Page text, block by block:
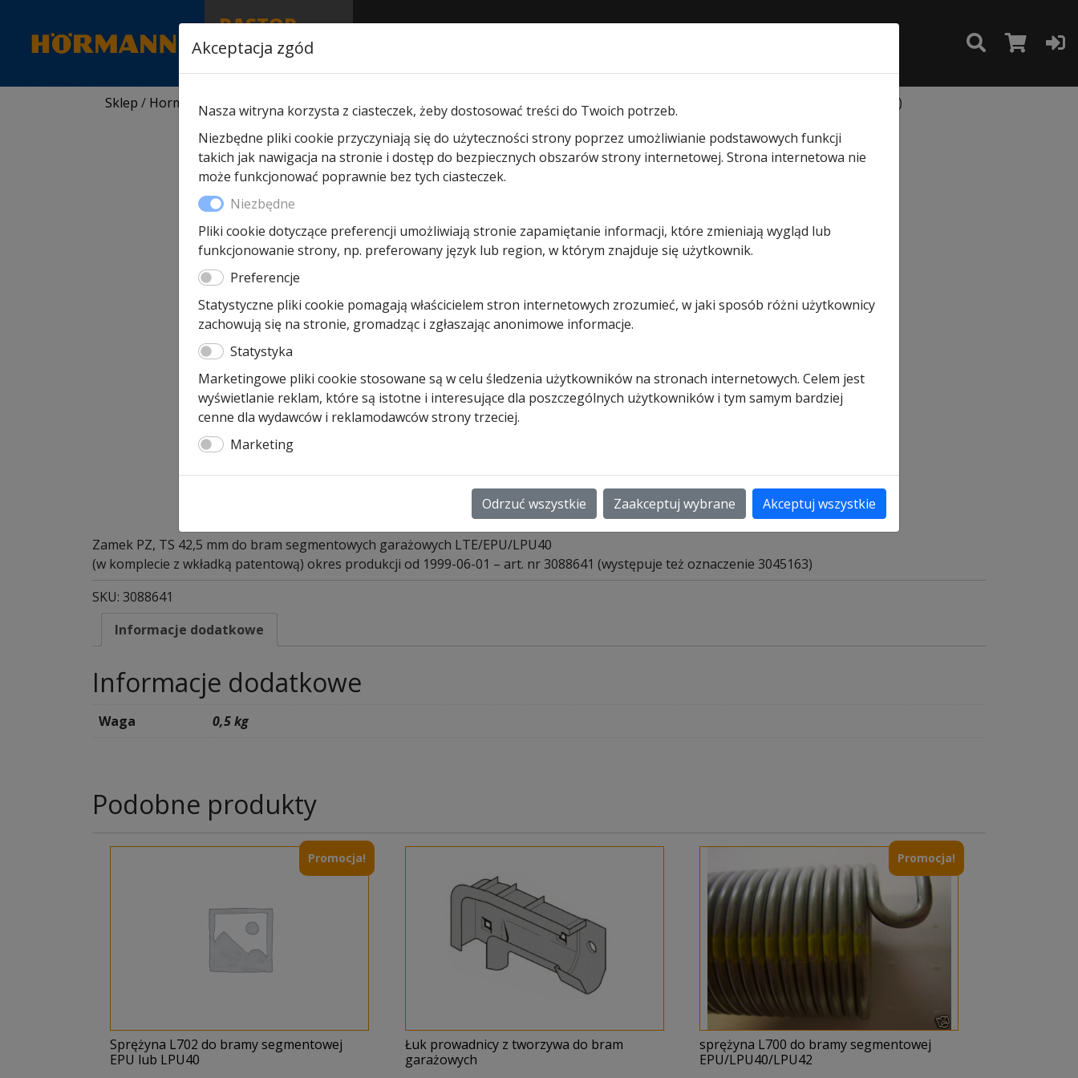
RASTOR
AUTORYZOWANY
PARTNER & SERWIS
Sklep / Hormann części zamienne Do bram segmentowych garażowych / Zamek PZ, TS 42,5 mm (w komplecie z wkładką patentową)
Zamek PZ,
(w
wkładką
375,00zł
ilość
Zamek
PZ,
42,5
mm
Dodaj do koszyka
Zamek PZ, TS 42,5 mm do bram segmentowych garażowych LTE/EPU/LPU40
(w komplecie z wkładką patentową) okres produkcji od 1999-06-01 – art. nr 3088641 (występuje też oznaczenie 3045163)
SKU: 3088641
Informacje dodatkowe
Informacje dodatkowe
Waga 0,5 kg
Podobne produkty
Promocja!
Sprężyna L702 do bramy segmentowej
EPU lub LPU40
Łuk prowadnicy z tworzywa do bram
garażowych
Promocja!
sprężyna L700 do bramy segmentowej
EPU/LPU40/LPU42
Akceptacja zgód
Nasza witryna korzysta z ciasteczek, żeby dostosować treści do Twoich potrzeb.
Niezbędne pliki cookie przyczyniają się do użyteczności strony poprzez umożliwianie podstawowych funkcji
takich jak nawigacja na stronie i dostęp do bezpiecznych obszarów strony internetowej. Strona internetowa nie
może funkcjonować poprawnie bez tych ciasteczek.
Niezbędne
Pliki cookie dotyczące preferencji umożliwiają stronie zapamiętanie informacji, które zmieniają wygląd lub
funkcjonowanie strony, np. preferowany język lub region, w którym znajduje się użytkownik.
Preferencje
Statystyczne pliki cookie pomagają właścicielem stron internetowych zrozumieć, w jaki sposób różni użytkownicy
zachowują się na stronie, gromadząc i zgłaszając anonimowe informacje.
Statystyka
Marketingowe pliki cookie stosowane są w celu śledzenia użytkowników na stronach internetowych. Celem jest
wyświetlanie reklam, które są istotne i interesujące dla poszczególnych użytkowników i tym samym bardziej
cenne dla wydawców i reklamodawców strony trzeciej.
Marketing
Odrzuć wszystkie Zaakceptuj wybrane Akceptuj wszystkie